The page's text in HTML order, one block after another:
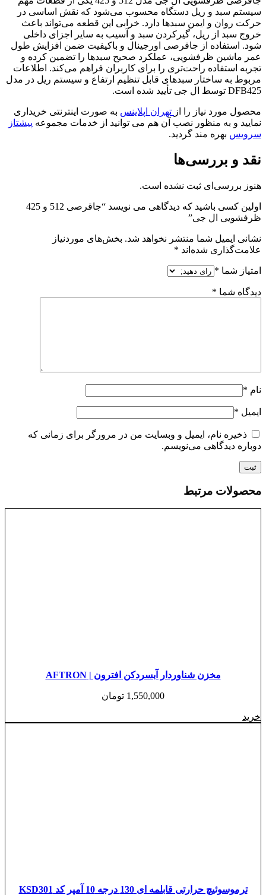
سیستم سبد و ریل دستگاه محسوب می‌شود که نقش اساسی در
حرکت روان و ایمن سبدها دارد. خرابی این قطعه می‌تواند باعث
خروج سبد از ریل، گیرکردن سبد و آسیب به سایر اجزای داخلی
شود. استفاده از جاقرصی اورجینال و باکیفیت ضمن افزایش طول
عمر ماشین ظرفشویی، عملکرد صحیح سبدها را تضمین کرده و
تجربه استفاده راحت‌تری را برای کاربران فراهم می‌کند. اطلاعات
مربوط به ساختار سبدهای قابل تنظیم ارتفاع و سیستم ریل در مدل
DFB425 توسط ال جی تأیید شده است.
محصول مورد نیاز را از تهران اپلاینس به صورت اینترنتی خریداری
نمایید و به منظور نصب آن هم می توانید از خدمات مجموعه پیشتاز
سرویس بهره مند گردید.
نقد و بررسی‌ها
هنوز بررسی‌ای ثبت نشده است.
اولین کسی باشید که دیدگاهی می نویسد “جاقرصی 512 و 425
ظرفشویی ال جی”
نشانی ایمیل شما منتشر نخواهد شد. بخش‌های موردنیاز
علامت‌گذاری شده‌اند *
امتیاز شما *
دیدگاه شما *
نام *
ایمیل *
ذخیره نام، ایمیل و وبسایت من در مرورگر برای زمانی که
دوباره دیدگاهی می‌نویسم.
محصولات مرتبط
مخزن شناوردار آبسردکن افترون | AFTRON
1,550,000 تومان
خرید
ترموسوئیچ حرارتی قابلمه ای 130 درجه 10 آمپر کد KSD301